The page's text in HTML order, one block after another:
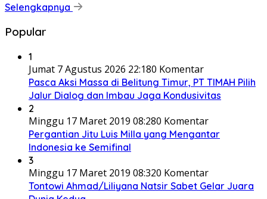
Selengkapnya
Popular
1
Jumat 7 Agustus 2026 22:180 Komentar
Pasca Aksi Massa di Belitung Timur, PT TIMAH Pilih
Jalur Dialog dan Imbau Jaga Kondusivitas
2
Minggu 17 Maret 2019 08:280 Komentar
Pergantian Jitu Luis Milla yang Mengantar
Indonesia ke Semifinal
3
Minggu 17 Maret 2019 08:320 Komentar
Tontowi Ahmad/Liliyana Natsir Sabet Gelar Juara